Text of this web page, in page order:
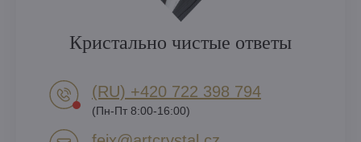
Кристально чистые ответы
(RU) +420 722 398 794​
(Пн-Пт 8:00-16:00)